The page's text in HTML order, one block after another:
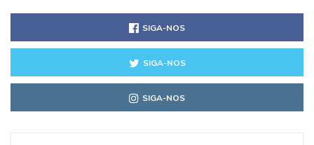
SIGA-NOS
SIGA-NOS
SIGA-NOS